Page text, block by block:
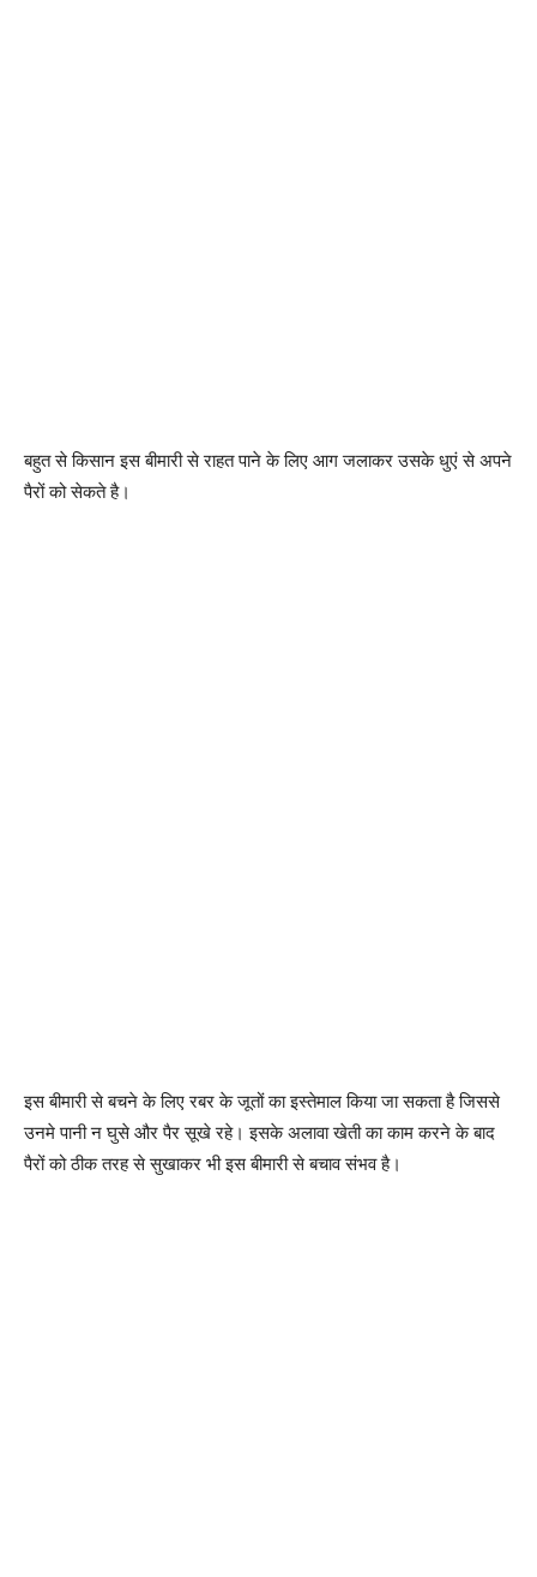
बहुत से किसान इस बीमारी से राहत पाने के लिए आग जलाकर उसके धुएं से अपने
पैरों को सेकते है।
इस बीमारी से बचने के लिए रबर के जूतों का इस्तेमाल किया जा सकता है जिससे
उनमे पानी न घुसे और पैर सूखे रहे। इसके अलावा खेती का काम करने के बाद
पैरों को ठीक तरह से सुखाकर भी इस बीमारी से बचाव संभव है।